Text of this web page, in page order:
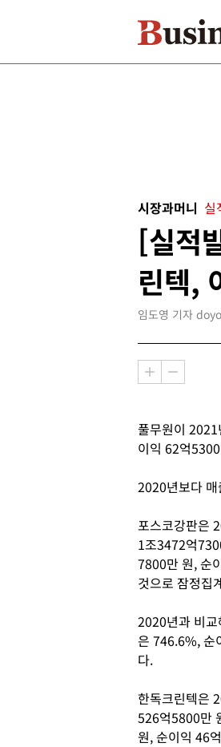
시장과머니 실
[실적
린텍,
임도영 기자
풀무원이
이익 62억
2020년보다
포스코강판은
1조3472억
7800만 원, 순
것으로 잠정집
2020년과 비
은 746.6%, 순
다.
한독크린텍은
526억5800만
원, 순이익 46